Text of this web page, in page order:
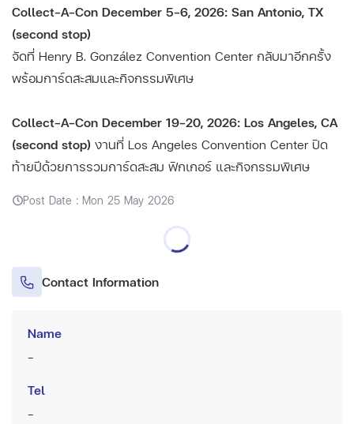
Collect-A-Con December 5–6, 2026: San Antonio, TX
(second stop)
จัดที่ Henry B. González Convention Center กลับมาอีกครั้ง
พร้อมการ์ดสะสมและกิจกรรมพิเศษ
Collect-A-Con December 19–20, 2026: Los Angeles, CA
(second stop) งานที่ Los Angeles Convention Center ปิด
ท้ายปีด้วยการรวมการ์ดสะสม ฟิกเกอร์ และกิจกรรมพิเศษ
Post Date : Mon 25 May 2026
Contact Information
Name
-
Tel
-